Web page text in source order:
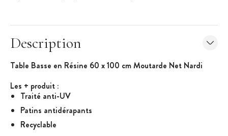
Description
Table Basse en Résine 60 x 100 cm Moutarde Net Nardi
Les + produit :
Traité anti-UV
Patins antidérapants
Recyclable